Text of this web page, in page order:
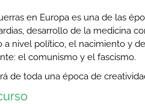
en Europa es una de las
desarrollo de la medicina
a nivel político, el nacimiento y
el comunismo y el fascismo.
de toda una época de